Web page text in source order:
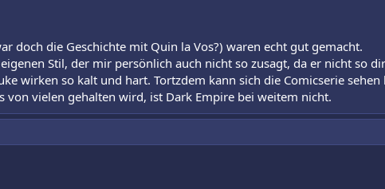
doch die Geschichte mit Quin la Vos?) waren echt gut gemacht.
Stil, der mir persönlich auch nicht so zusagt, da er nicht so
wirken so kalt und hart. Tortzdem kann sich die Comicserie
von vielen gehalten wird, ist Dark Empire bei weitem nicht.